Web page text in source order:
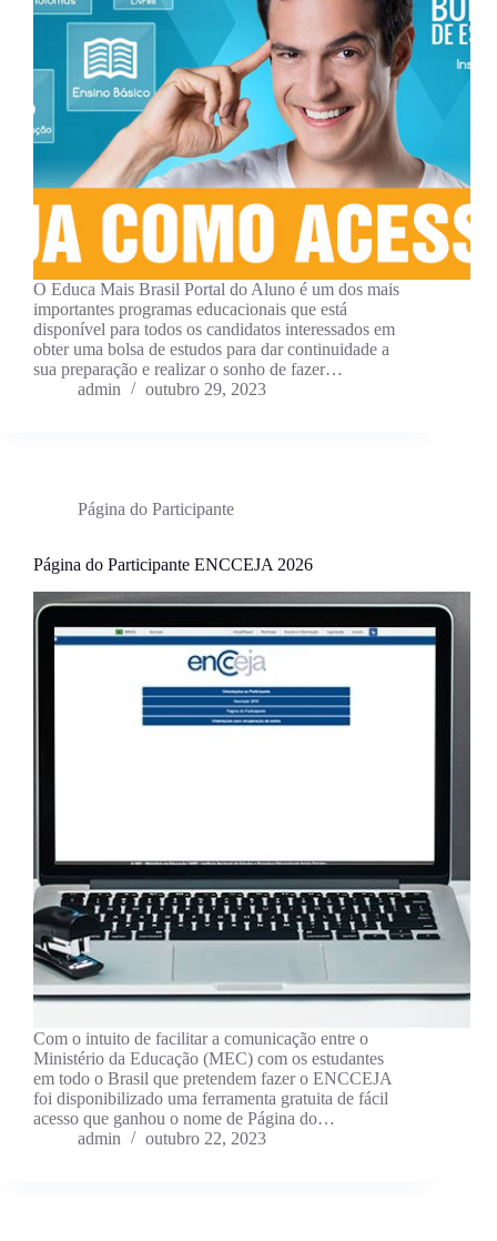
O Educa Mais Brasil Portal do Aluno é um dos mais
importantes programas educacionais que está
disponível para todos os candidatos interessados em
obter uma bolsa de estudos para dar continuidade a
sua preparação e realizar o sonho de fazer…
admin
outubro 29, 2023
Página do Participante
Página do Participante ENCCEJA 2026
Com o intuito de facilitar a comunicação entre o
Ministério da Educação (MEC) com os estudantes
em todo o Brasil que pretendem fazer o ENCCEJA
foi disponibilizado uma ferramenta gratuita de fácil
acesso que ganhou o nome de Página do…
admin
outubro 22, 2023